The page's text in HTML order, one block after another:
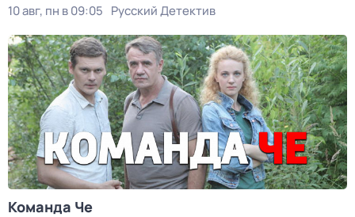
10 авг, пн в 09:05 Русский Детектив
Команда Че